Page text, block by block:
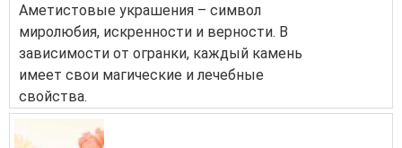
Аметистовые украшения – символ
миролюбия, искренности и верности. В
зависимости от огранки, каждый камень
имеет свои магические и лечебные
свойства.